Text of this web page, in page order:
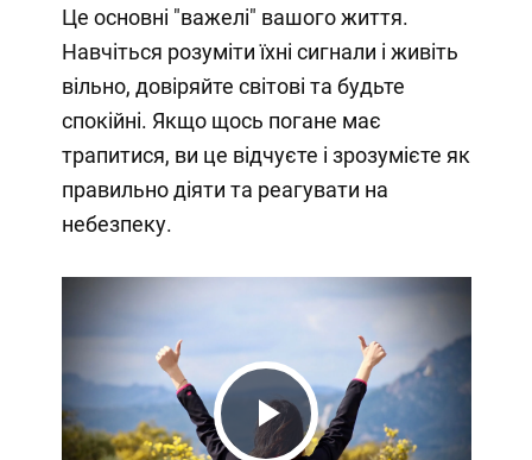
Це основні "важелі" вашого життя.
Навчіться розуміти їхні сигнали і живіть
вільно, довіряйте світові та будьте
спокійні. Якщо щось погане має
трапитися, ви це відчуєте і зрозумієте як
правильно діяти та реагувати на
небезпеку.